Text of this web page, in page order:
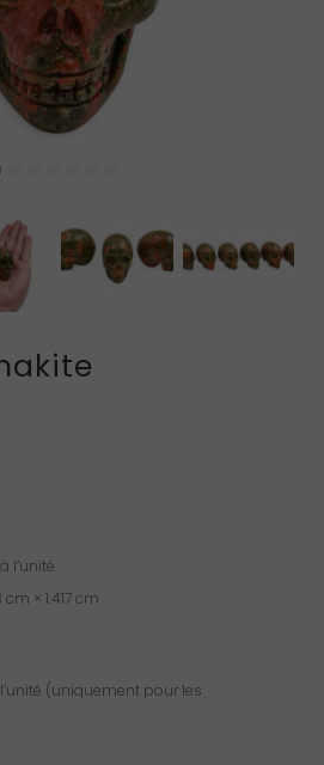
l’unité.
cm × 1.417 cm
(uniquement pour les